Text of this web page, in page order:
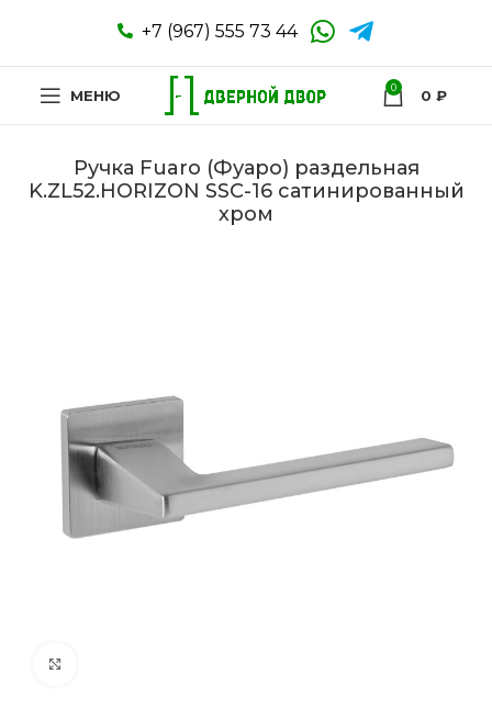
+7 (967) 555 73 44
МЕНЮ 0 0 ₽
Ручка Fuaro (Фуаро) раздельная
K.ZL52.HORIZON SSC-16 сатинированный
хром